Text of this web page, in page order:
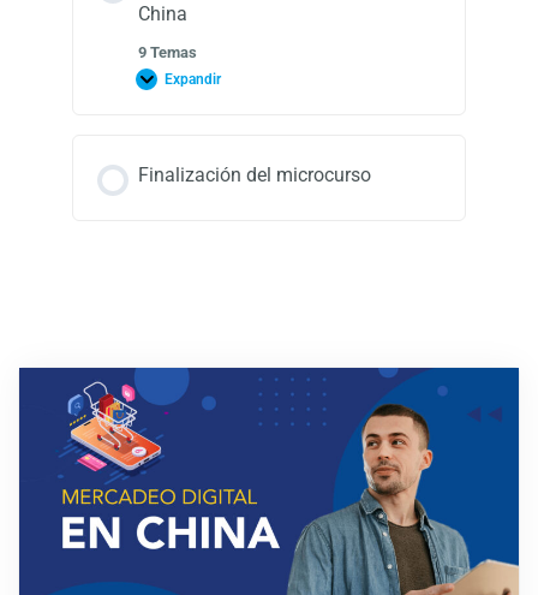
China
9 Temas
Expandir
Finalización del microcurso